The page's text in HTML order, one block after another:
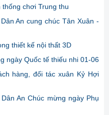
chơi Trung thu
An cung chúc Tân Xuân -
thiết kế nội thất 3D
ngày Quốc tế thiếu nhi 01-06
hàng, đối tác xuân Kỷ Hợi
An Chúc mừng ngày Phụ